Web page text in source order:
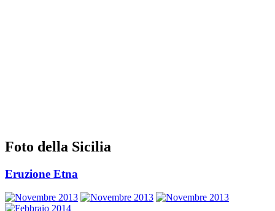
Foto della Sicilia
Eruzione Etna